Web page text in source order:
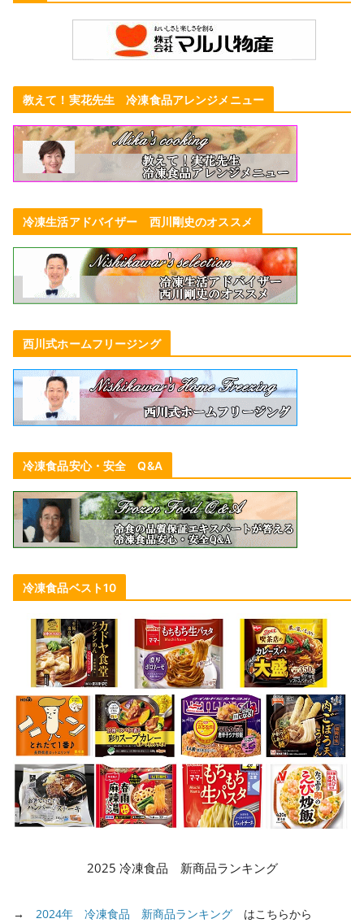
教えて！実花先生 冷凍食品アレンジメニュー
冷凍生活アドバイザー 西川剛史のオススメ
西川式ホームフリージング
冷凍食品安心・安全 Q&A
冷凍食品ベスト10
2025 冷凍食品 新商品ランキング
→ 2024年 冷凍食品 新商品ランキング はこちらから